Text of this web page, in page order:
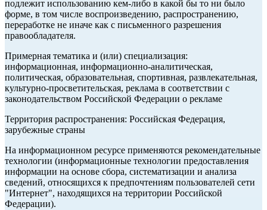
подлежит использованию кем-либо в какой бы то ни было
форме, в том числе воспроизведению, распространению,
переработке не иначе как с письменного разрешения
правообладателя.
Примерная тематика и (или) специализация:
информационная, информационно-аналитическая,
политическая, образовательная, спортивная, развлекательная,
культурно-просветительская, реклама в соответствии с
законодательством Российской Федерации о рекламе
Территория распространения: Российская Федерация,
зарубежные страны
На информационном ресурсе применяются рекомендательные
технологии (информационные технологии предоставления
информации на основе сбора, систематизации и анализа
сведений, относящихся к предпочтениям пользователей сети
"Интернет", находящихся на территории Российской
Федерации).